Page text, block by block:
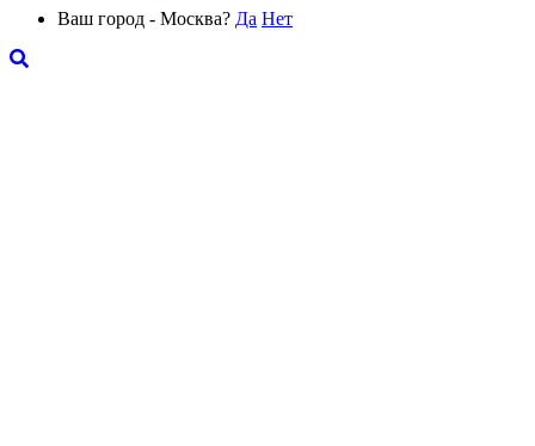
Ваш город - Москва? Да Нет